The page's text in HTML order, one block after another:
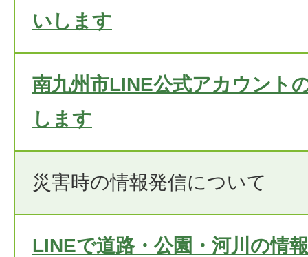
いします
南九州市LINE公式アカウント
します
災害時の情報発信について
LINEで道路・公園・河川の情